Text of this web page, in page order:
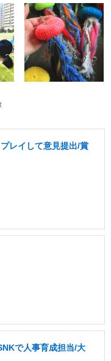
レイして意見提出/賞
で人事育成担当/大